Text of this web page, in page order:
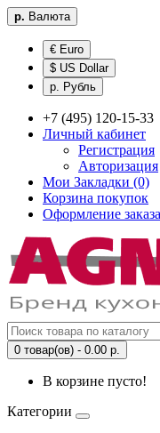
р. Валюта
€ Euro
$ US Dollar
р. Рубль
+7 (495) 120-15-33
Личный кабинет
Регистрация
Авторизация
Мои Закладки (0)
Корзина покупок
Оформление заказа
0 товар(ов) - 0.00 р.
В корзине пусто!
Категории